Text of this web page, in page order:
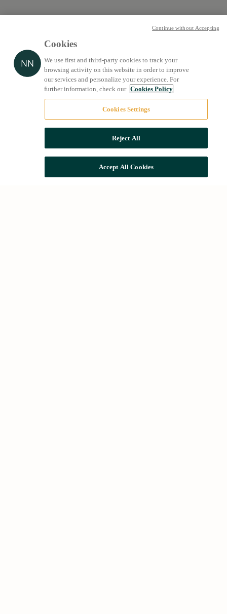
Cookies
We use first and third-party cookies to track your
browsing activity on this website in order to improve
our services and personalize your experience. For
further information, check our Cookies Policy
Cookies Settings
Reject All
Accept All Cookies
Continue without Accepting